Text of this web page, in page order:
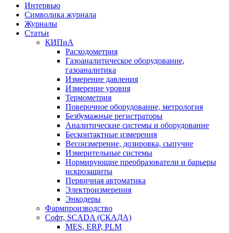
Интервью
Символика журнала
Журналы
Статьи
КИПиА
Расходометрия
Газоаналитическое оборудование,
газоаналитика
Измерение давления
Измерение уровня
Термометрия
Поверочное оборудование, метрология
Безбумажные регистраторы
Аналитические системы и оборудование
Бесконтактные измерения
Весоизмерение, дозировка, сыпучие
Измерительные системы
Нормирующие преобразователи и барьеры
искрозащиты
Первичная автоматика
Электроизмерения
Энкодеры
Фармпроизводство
Софт, SCADA (СКАДА)
MES, ERP, PLM